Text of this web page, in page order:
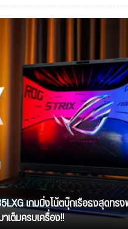
เกมมิ่งโน้ตบุ๊กเรือธงสุดทร
ต็มครบเครื่อง!!